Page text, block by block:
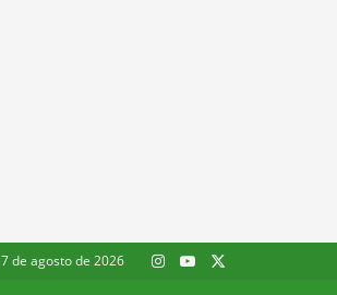
7 de agosto de 2026